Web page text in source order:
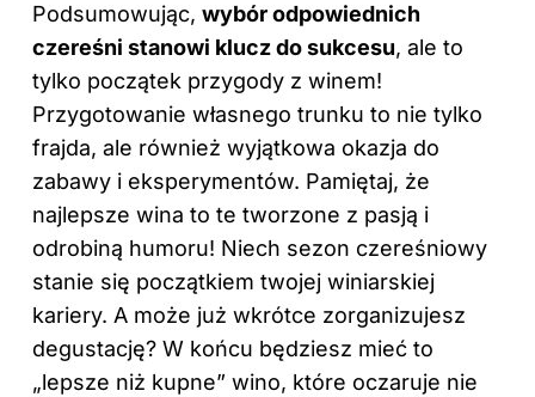
Podsumowując, wybór odpowiednich
czereśni stanowi klucz do sukcesu, ale to
tylko początek przygody z winem!
Przygotowanie własnego trunku to nie tylko
frajda, ale również wyjątkowa okazja do
zabawy i eksperymentów. Pamiętaj, że
najlepsze wina to te tworzone z pasją i
odrobiną humoru! Niech sezon czereśniowy
stanie się początkiem twojej winiarskiej
kariery. A może już wkrótce zorganizujesz
degustację? W końcu będziesz mieć to
„lepsze niż kupne” wino, które oczaruje nie